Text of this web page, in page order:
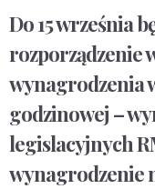
Do 15 września
rozporządzenie
wynagrodzenia
godzinowej –
legislacyjnych
wynagrodzenie